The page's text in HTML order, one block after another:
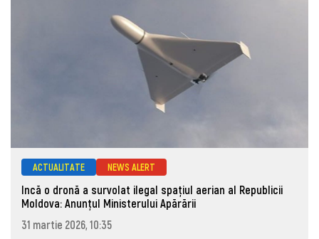
ACTUALITATE NEWS ALERT
Incă o dronă a survolat ilegal spațiul aerian al Republicii
Moldova: Anunţul Ministerului Apărării
31 martie 2026, 10:35